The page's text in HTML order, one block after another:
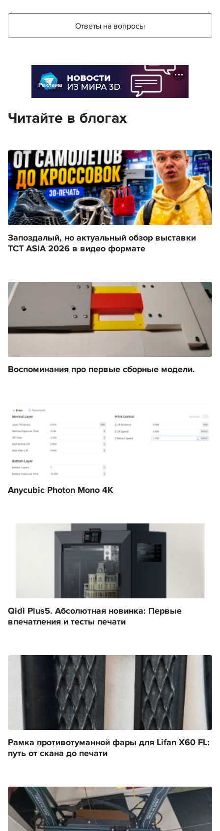
Ответы на вопросы
Реклама
Читайте в блогах
Запоздалый, но актуальный обзор выставки
TCT ASIA 2026 в видео формате
Воспоминания про первые сборные модели.
Anycubic Photon Mono 4K
Qidi Plus5. Абсолютная новинка: Первые
впечатления и тесты печати
Рамка противотуманной фары для Lifan X60 FL:
путь от скана до печати